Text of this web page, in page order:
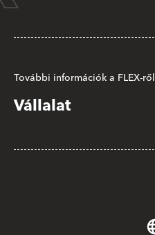
További információk a FLEX-ről
Vállalat